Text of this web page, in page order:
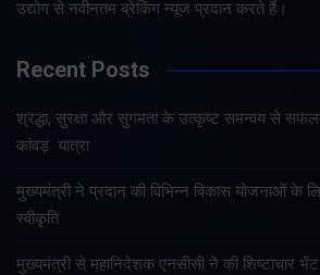
उद्योग से नवीनतम ब्रेकिंग न्यूज प्रदान करते हैं।
Recent Posts
श्रद्धा, सुरक्षा और सुगमता के उत्कृष्ट समन्वय से
कांवड़ यात्रा
मुख्यमंत्री ने प्रदान की विभिन्न विकास योजनाओं के
स्वीकृति
मुख्यमंत्री से महानिदेशक एनसीसी ने की शिष्टाचार भेंट